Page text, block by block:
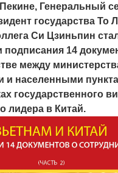
Пекине, Генеральный
государства То
Си Цзиньпин
подписания 14
между
и населенными
государственного
лидера в Китай.